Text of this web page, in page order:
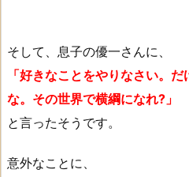
そして、息子の優一さんに、
「好きなことをやりなさい。
な。その世界で横綱になれ?」
と言ったそうです。
意外なことに、